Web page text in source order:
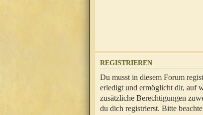
REGISTRIEREN
Du musst in diesem Forum
erledigt und ermöglicht dir, auf
zusätzliche Berechtigungen
du dich registrierst. Bitte